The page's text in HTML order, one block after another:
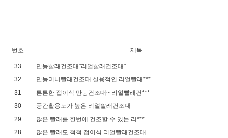
번호 제목
33
만능빨래건조대"리얼빨래건조대"
32
만능미니빨래건조대 실용적인 리얼빨래***
31
튼튼한 접이식 만능건조대~ 리얼빨래건***
30
공간활용도가 높은 리얼빨래건조대
29
많은 빨래를 한번에 건조할 수 있는 리***
28
많은 빨래도 척척 접이식 리얼빨래건조대